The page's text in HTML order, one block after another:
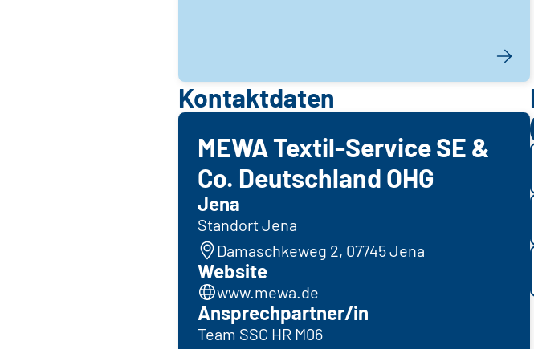
Kontaktdaten
MEWA Textil-Service SE &
Co. Deutschland OHG
Jena
Standort Jena
Damaschkeweg 2, 07745 Jena
Website
www.mewa.de
Ansprechpartner/in
Team SSC HR M06